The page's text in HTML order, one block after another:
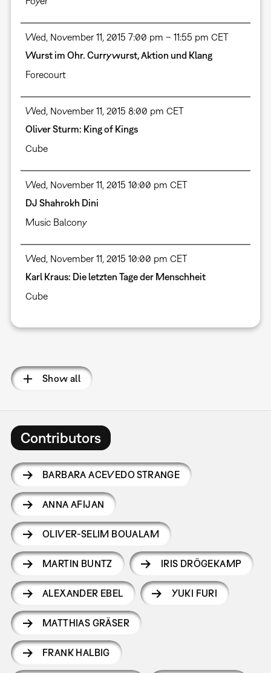
Wed, November 11, 2015 7:00 pm – 11:55 pm CET
Wurst im Ohr. Currywurst, Aktion und Klang
Forecourt
Wed, November 11, 2015 8:00 pm CET
Oliver Sturm: King of Kings
Cube
Wed, November 11, 2015 10:00 pm CET
DJ Shahrokh Dini
Music Balcony
Wed, November 11, 2015 10:00 pm CET
Karl Kraus: Die letzten Tage der Menschheit
Cube
Show all
Contributors
BARBARA ACEVEDO STRANGE
ANNA AFIJAN
OLIVER-SELIM BOUALAM
MARTIN BUNTZ IRIS DRÖGEKAMP
ALEXANDER EBEL YUKI FURI
MATTHIAS GRÄSER
FRANK HALBIG